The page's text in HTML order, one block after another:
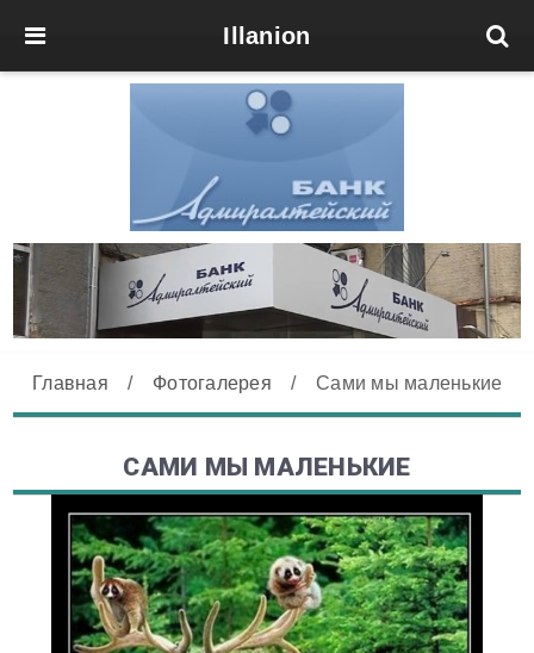
Illanion
Главная / Фотогалерея / Сами мы маленькие
САМИ МЫ МАЛЕНЬКИЕ